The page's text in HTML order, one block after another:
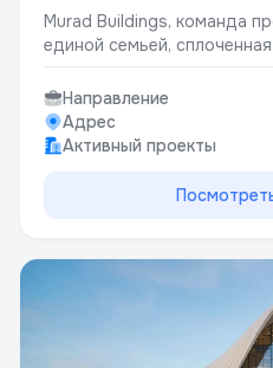
Murad Buildings, команда
единой семьей,
Направление
Адрес
Активный проекты